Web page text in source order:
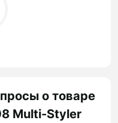
о товаре
Multi-Styler